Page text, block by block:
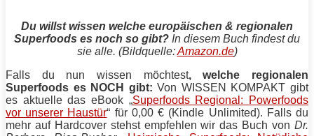
Du willst wissen welche europäischen & regionalen
Superfoods es noch so gibt? In diesem Buch findest du
sie alle. (Bildquelle:Amazon.de)
Falls du nun wissen möchtest, welche regionalen
Superfoods es NOCH gibt: Von WISSEN KOMPAKT gibt
es aktuelle das eBook „Superfoods Regional: Powerfoods
vor unserer Haustür“ für 0,00 € (Kindle Unlimited). Falls du
mehr auf Hardcover stehst empfehlen wir das Buch von Dr.